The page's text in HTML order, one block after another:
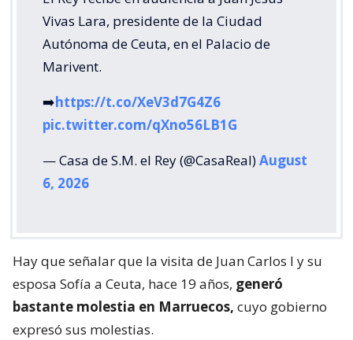
Vivas Lara, presidente de la Ciudad
Autónoma de Ceuta, en el Palacio de
Marivent.
➡️https://t.co/XeV3d7G4Z6
pic.twitter.com/qXno56LB1G
— Casa de S.M. el Rey (@CasaReal)August
6, 2026
Hay que señalar que la visita de Juan Carlos I y su
esposa Sofía a Ceuta, hace 19 años, generó
bastante molestia en Marruecos, cuyo gobierno
expresó sus molestias.